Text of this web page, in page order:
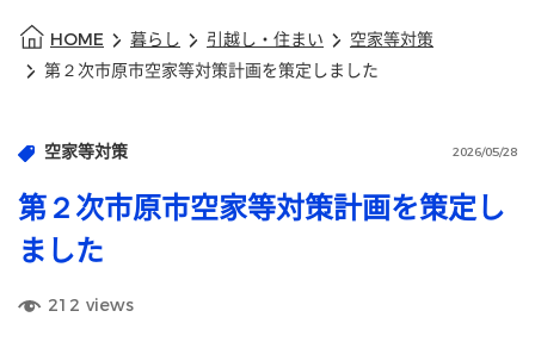
HOME 暮らし 引越し・住まい
空家等対策
第２次市原市空家等対策計画を策定しました
空家等対策 2026/05/28
第２次市原市空家等対策計画を策定し
ました
212 views